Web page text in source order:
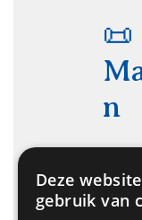
📜
n
Deze
gebruik van